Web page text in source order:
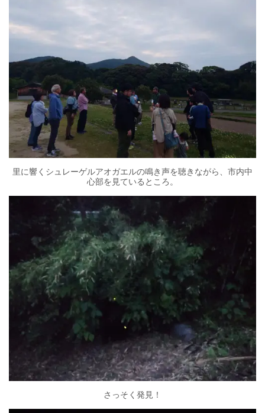
里に響くシュレーゲルアオガエルの鳴き声を聴きながら、市内中
心部を見ているところ。
さっそく発見！